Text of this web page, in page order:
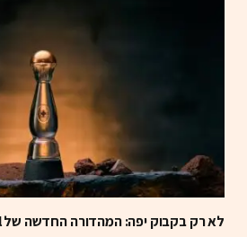
לא רק בקבוק יפה: המהדורה החדשה של Clase Azul